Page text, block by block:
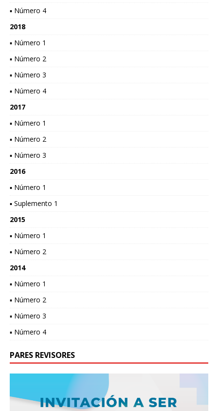
▪ Número 4
2018
▪ Número 1
▪ Número 2
▪ Número 3
▪ Número 4
2017
▪ Número 1
▪ Número 2
▪ Número 3
2016
▪ Número 1
▪ Suplemento 1
2015
▪ Número 1
▪ Número 2
2014
▪ Número 1
▪ Número 2
▪ Número 3
▪ Número 4
PARES REVISORES